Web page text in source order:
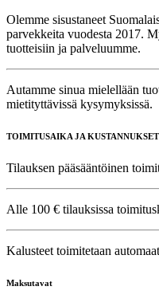
Olemme sisustaneet
parvekkeita vuodesta 2017.
tuotteisiin ja palveluumme.
Autamme sinua mielellään
mietityttävissä kysymyksissä.
TOIMITUSAIKA JA KUSTANNUKSET
Tilauksen pääsääntöinen
Alle 100 € tilauksissa
Kalusteet toimitetaan
Maksutavat